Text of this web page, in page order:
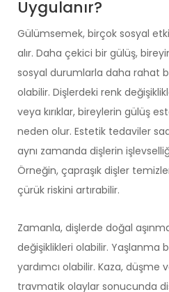
Uygulanır?
Gülümsemek, birçok sosyal
alır. Daha çekici bir gülüş,
sosyal durumlarla daha rahat
olabilir. Dişlerdeki renk
veya kırıklar, bireylerin gülüş
neden olur. Estetik tedaviler
aynı zamanda dişlerin
Örneğin, çapraşık dişler
çürük riskini artırabilir.
Zamanla, dişlerde doğal
değişiklikleri olabilir. Yaşlanma
yardımcı olabilir. Kaza, düşme
travmatik olaylar sonucunda